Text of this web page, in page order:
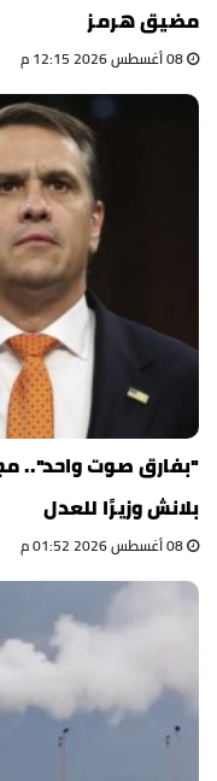
مضيق هرمز
"بفارق صوت واحد"..
بلانش وزيرًا للعدل